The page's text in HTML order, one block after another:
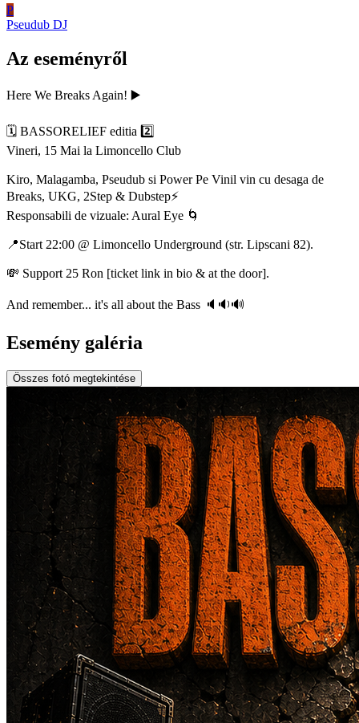
P
Pseudub DJ
Az eseményről
Here We Breaks Again! ▶️
🗓 BASSORELIEF editia 2️⃣
Vineri, 15 Mai la Limoncello Club
Kiro, Malagamba, Pseudub si Power Pe Vinil vin cu desaga de
Breaks, UKG, 2Step & Dubstep⚡️
Responsabili de vizuale: Aural Eye 🌀
📍Start 22:00 @ Limoncello Underground (str. Lipscani 82).
💸 Support 25 Ron [ticket link in bio & at the door].
And remember... it's all about the Bass 🔈🔉🔊
Esemény galéria
Összes fotó megtekintése